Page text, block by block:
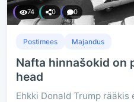
74 0 0
Postimees Majandus
Nafta hinnašokid on
head
Ehkki Donald Trump